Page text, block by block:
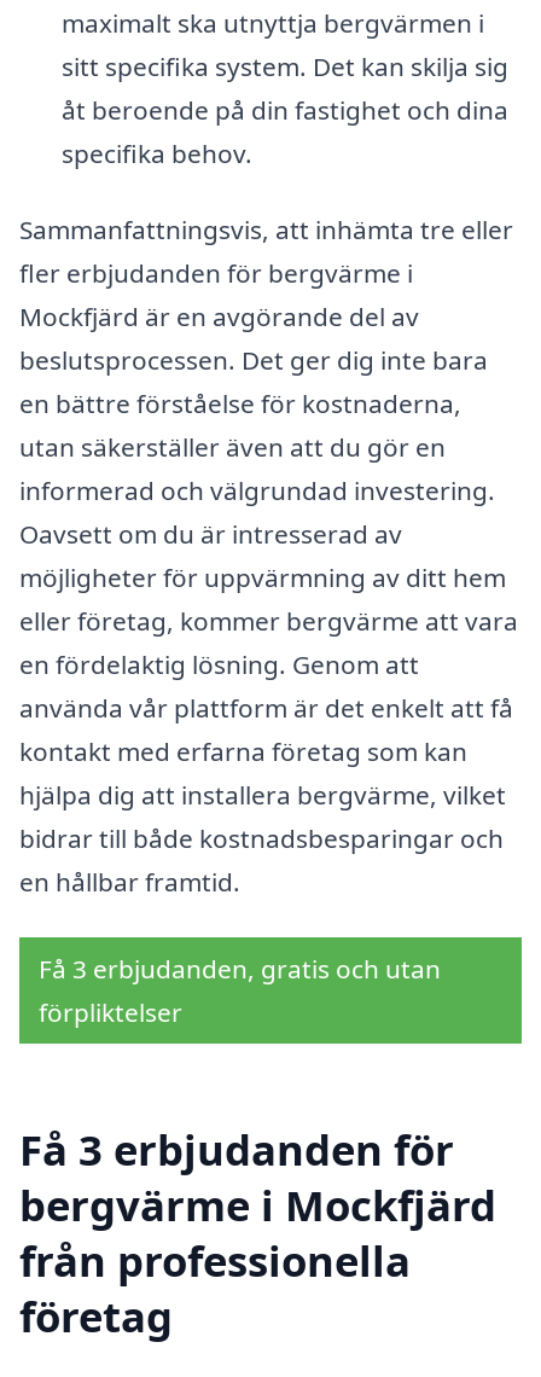
maximalt ska utnyttja bergvärmen i
sitt specifika system. Det kan skilja sig
åt beroende på din fastighet och dina
specifika behov.
Sammanfattningsvis, att inhämta tre eller
fler erbjudanden för bergvärme i
Mockfjärd är en avgörande del av
beslutsprocessen. Det ger dig inte bara
en bättre förståelse för kostnaderna,
utan säkerställer även att du gör en
informerad och välgrundad investering.
Oavsett om du är intresserad av
möjligheter för uppvärmning av ditt hem
eller företag, kommer bergvärme att vara
en fördelaktig lösning. Genom att
använda vår plattform är det enkelt att få
kontakt med erfarna företag som kan
hjälpa dig att installera bergvärme, vilket
bidrar till både kostnadsbesparingar och
en hållbar framtid.
Få 3 erbjudanden, gratis och utan
förpliktelser
Få 3 erbjudanden för
bergvärme i Mockfjärd
från professionella
företag